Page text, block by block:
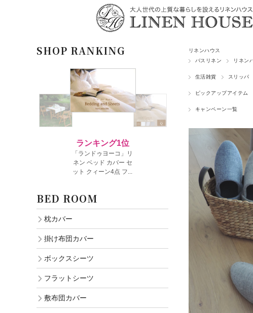
リネンハウス
バスリネン
リネン
生活雑貨 スリッパ
ピックアップアイテム
キャンペーン一覧
SHOP RANKING
BED ROOM
枕カバー
掛け布団カバー
ボックスシーツ
フラットシーツ
敷布団カバー